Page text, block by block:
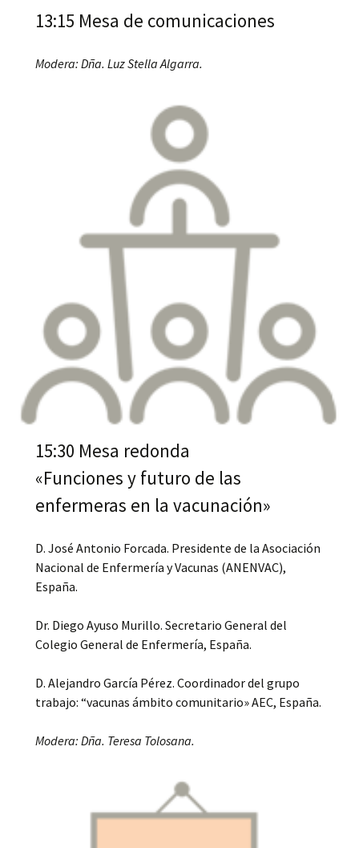
13:15 Mesa de comunicaciones
Modera: Dña. Luz Stella Algarra.
15:30 Mesa redonda
«Funciones y futuro de las
enfermeras en la vacunación»
D. José Antonio Forcada. Presidente de la Asociación
Nacional de Enfermería y Vacunas (ANENVAC),
España.
Dr. Diego Ayuso Murillo. Secretario General del
Colegio General de Enfermería, España.
D. Alejandro García Pérez. Coordinador del grupo
trabajo: “vacunas ámbito comunitario» AEC, España.
Modera: Dña. Teresa Tolosana.